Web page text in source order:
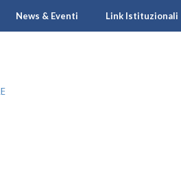
News & Eventi Link Istituzionali